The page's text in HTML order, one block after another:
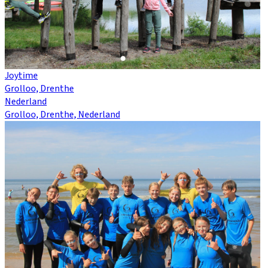
Joytime
Grolloo, Drenthe
Nederland
Grolloo, Drenthe, Nederland